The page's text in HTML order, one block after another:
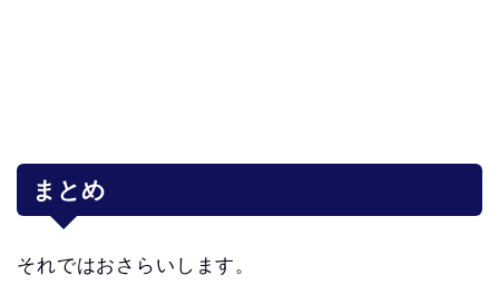
まとめ
それではおさらいします。